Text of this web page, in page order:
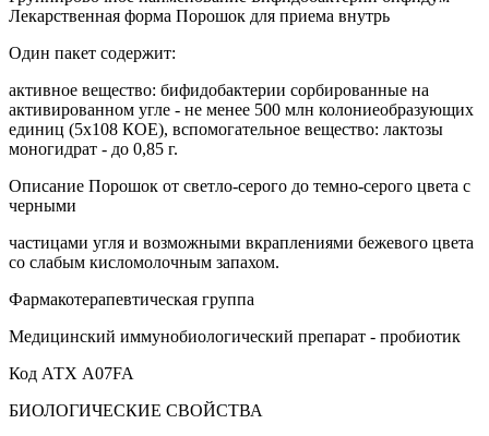
Лекарственная форма Порошок для приема внутрь
Один пакет содержит:
активное вещество: бифидобактерии сорбированные на
активированном угле - не менее 500 млн колониеобразующих
единиц (5х108 КОЕ), вспомогательное вещество: лактозы
моногидрат - до 0,85 г.
Описание Порошок от светло-серого до темно-серого цвета с
черными
частицами угля и возможными вкраплениями бежевого цвета
со слабым кисломолочным запахом.
Фармакотерапевтическая группа
Медицинский иммунобиологический препарат - пробиотик
Код АТХ A07FA
БИОЛОГИЧЕСКИЕ СВОЙСТВА